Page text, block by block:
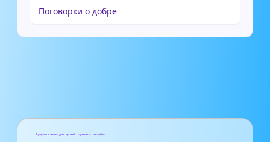
Поговорки о добре
Аудиосказки для детей слушать онлайн